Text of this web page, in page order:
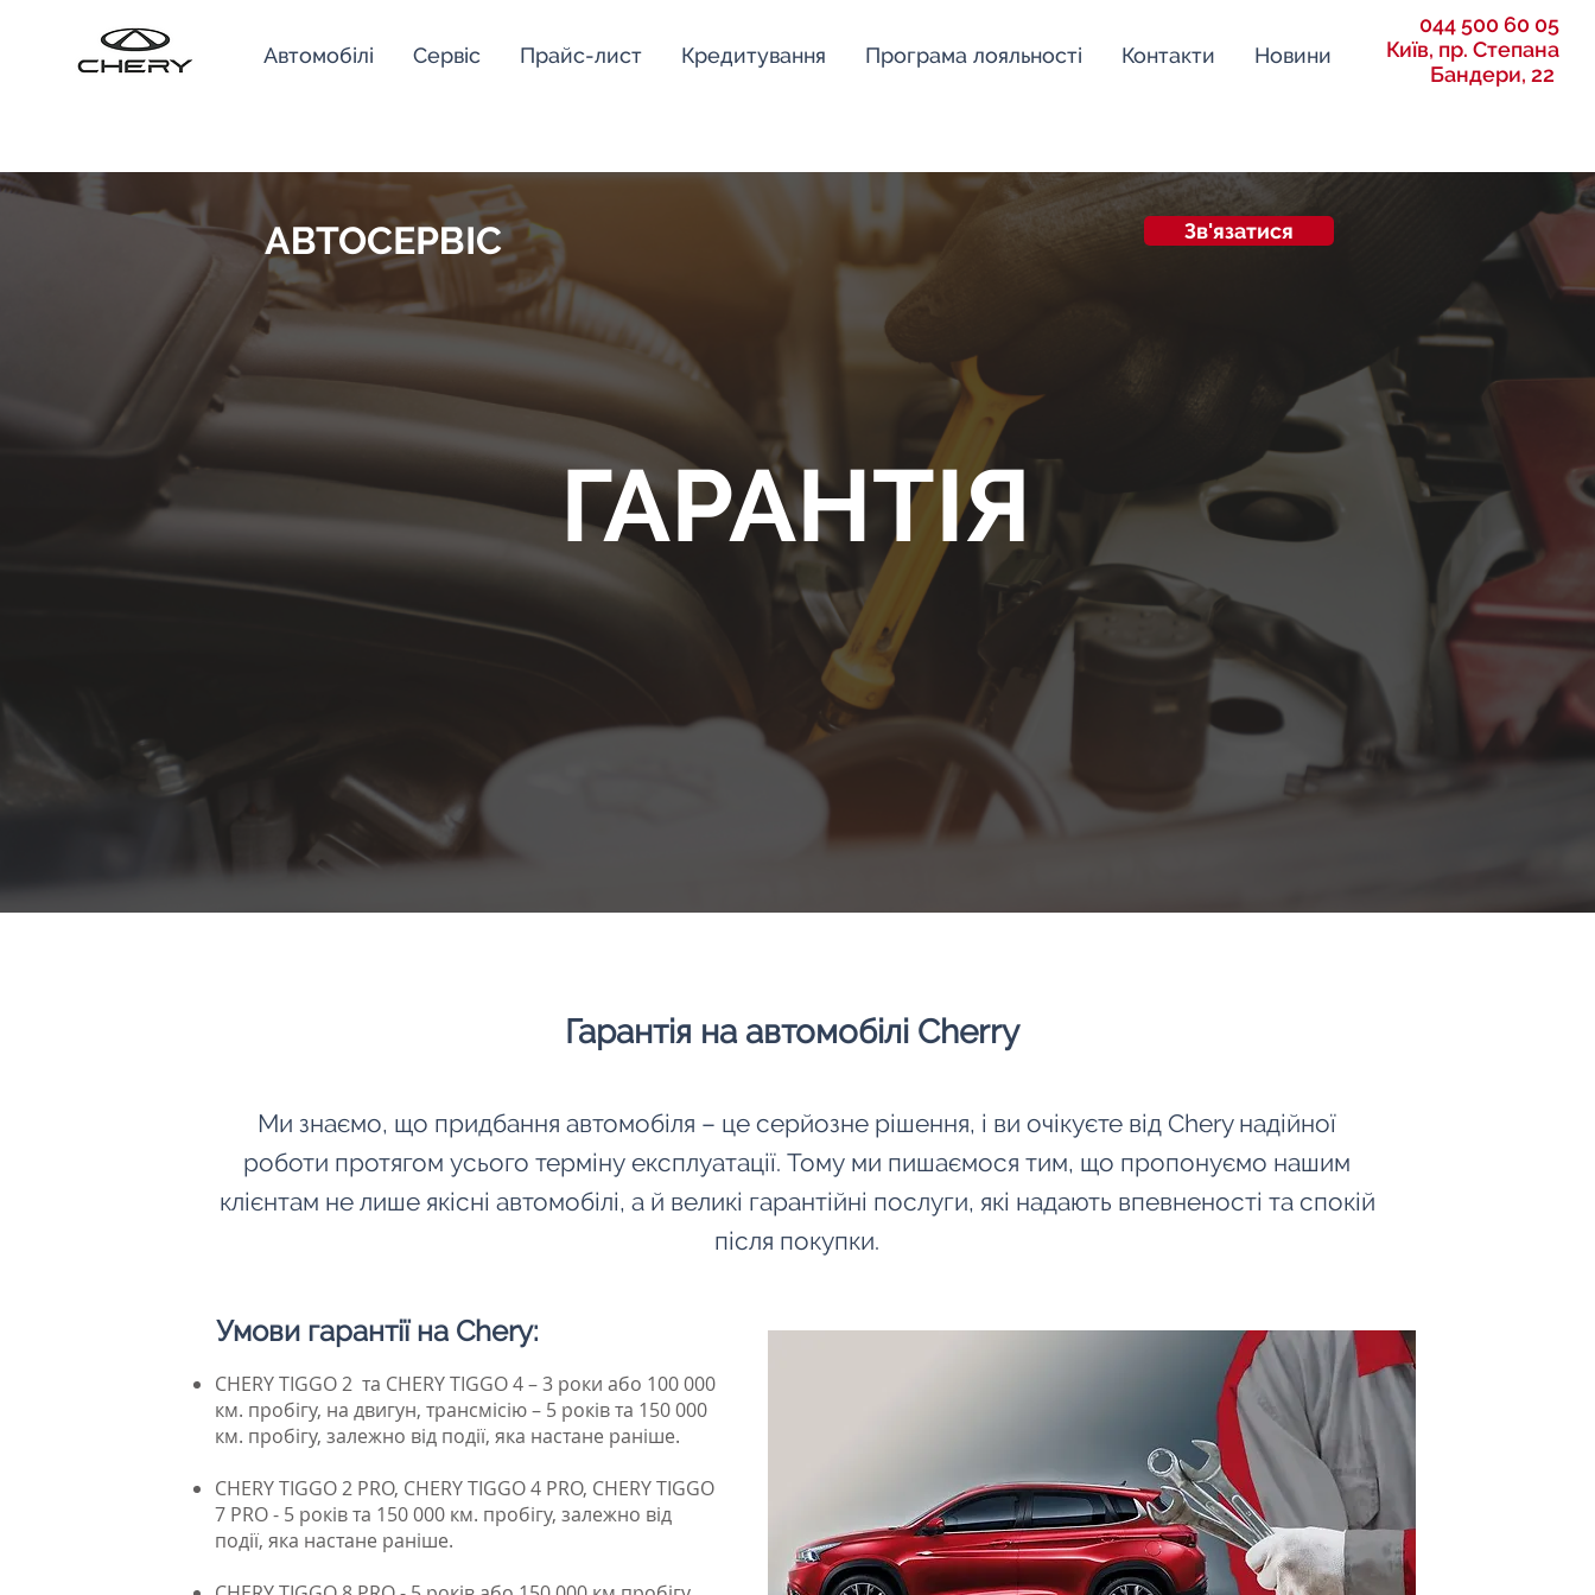
Автомобілі Сервіс Прайс-лист Кредитування Програма лояльності Контакти Новини
044 500 60 05
Київ, пр. Степана
Бандери, 22
Зв'язатися
АВТОСЕРВІС
ГАРАНТІЯ
Гарантія на автомобілі Cherry
Ми знаємо, що придбання автомобіля – це серйозне рішення, і ви очікуєте від Chery надійної
роботи протягом усього терміну експлуатації. Тому ми пишаємося тим, що пропонуємо нашим
клієнтам не лише якісні автомобілі, а й великі гарантійні послуги, які надають впевненості та спокій
після покупки.
Умови гарантії на Chery:
CHERY TIGGO 2 та CHERY TIGGO 4 – 3 роки або 100 000
км. пробігу, на двигун, трансмісію – 5 років та 150 000
км. пробігу, залежно від події, яка настане раніше.
CHERY TIGGO 2 PRO, CHERY TIGGO 4 PRO, CHERY TIGGO
7 PRO - 5 років та 150 000 км. пробігу, залежно від
події, яка настане раніше.